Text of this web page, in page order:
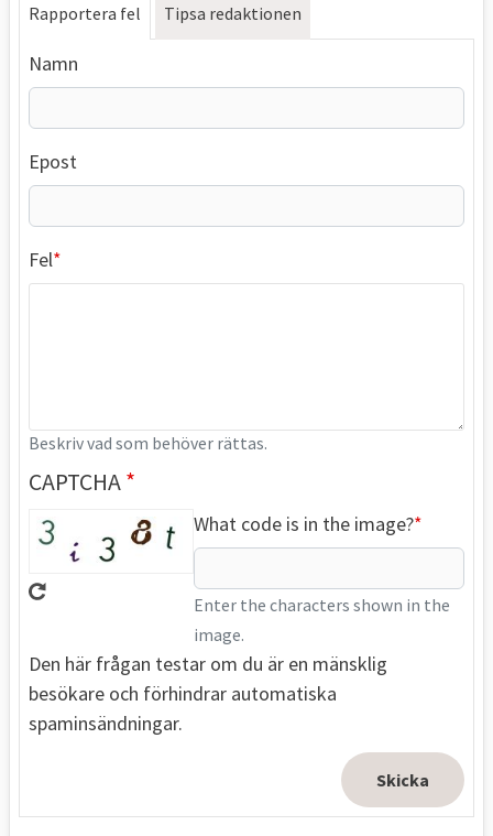
Rapportera fel Tipsa redaktionen
Namn
Epost
Fel
Beskriv vad som behöver rättas.
CAPTCHA
What code is in the image?
Enter the characters shown in the
image.
Den här frågan testar om du är en mänsklig
besökare och förhindrar automatiska
spaminsändningar.